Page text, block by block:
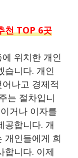
천 TOP 6곳
위치한 개인
습니다. 개인
나고 경제적
는 절차입니
거나 이자를
공합니다. 개
개인들에게 희
합니다. 이제